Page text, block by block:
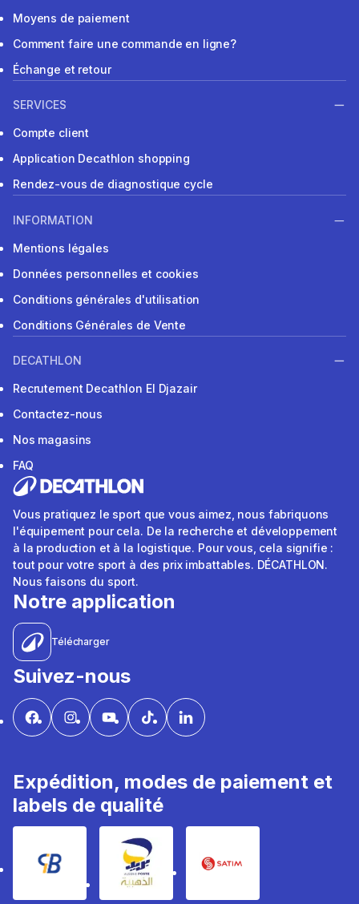
Moyens de paiement
Comment faire une commande en ligne?
Échange et retour
SERVICES
Compte client
Application Decathlon shopping
Rendez-vous de diagnostique cycle
INFORMATION
Mentions légales
Données personnelles et cookies
Conditions générales d'utilisation
Conditions Générales de Vente
DECATHLON
Recrutement Decathlon El Djazair
Contactez-nous
Nos magasins
FAQ
Vous pratiquez le sport que vous aimez, nous fabriquons
l'équipement pour cela. De la recherche et développement
à la production et à la logistique. Pour vous, cela signifie :
tout pour votre sport à des prix imbattables. DÉCATHLON.
Nous faisons du sport.
Notre application
Télécharger
Suivez-nous
Expédition, modes de paiement et
labels de qualité